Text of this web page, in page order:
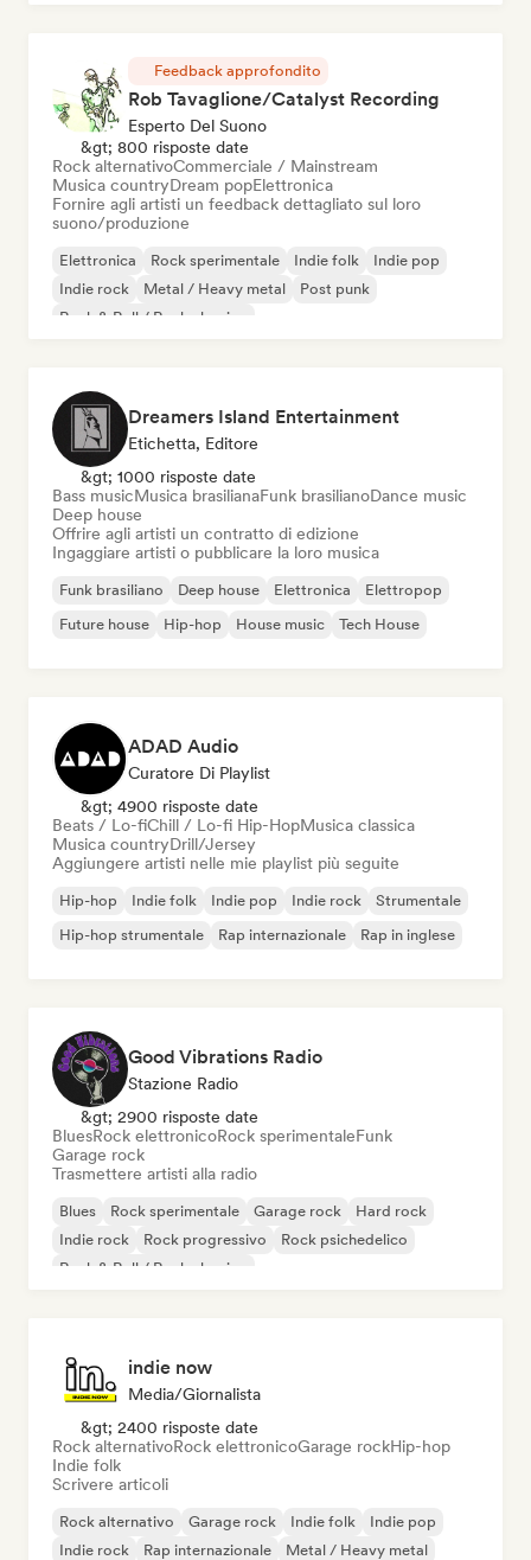
Feedback approfondito
Rob Tavaglione/Catalyst Recording
Esperto Del Suono
&gt; 800 risposte date
Rock alternativoCommerciale / Mainstream
Musica countryDream popElettronica
Fornire agli artisti un feedback dettagliato sul loro
suono/produzione
Elettronica Rock sperimentale Indie folk
Indie pop
Indie rock
Metal / Heavy metal
Post punk
Rock & Roll / Rock classico
Dreamers Island Entertainment
Etichetta, Editore
&gt; 1000 risposte date
Bass musicMusica brasilianaFunk brasilianoDance music
Deep house
Offrire agli artisti un contratto di edizione
Ingaggiare artisti o pubblicare la loro musica
Funk brasiliano Deep house Elettronica
Elettropop
Future house
Hip-hop House music Tech House
ADAD Audio
Curatore Di Playlist
&gt; 4900 risposte date
Beats / Lo-fiChill / Lo-fi Hip-HopMusica classica
Musica countryDrill/Jersey
Aggiungere artisti nelle mie playlist più seguite
Hip-hop Indie folk Indie pop Indie rock
Strumentale
Hip-hop strumentale
Rap internazionale Rap in inglese
Good Vibrations Radio
Stazione Radio
&gt; 2900 risposte date
BluesRock elettronicoRock sperimentaleFunk
Garage rock
Trasmettere artisti alla radio
Blues Rock sperimentale Garage rock
Hard rock
Indie rock
Rock progressivo
Rock psichedelico
Rock & Roll / Rock classico
indie now
Media/Giornalista
&gt; 2400 risposte date
Rock alternativoRock elettronicoGarage rockHip-hop
Indie folk
Scrivere articoli
Rock alternativo Garage rock Indie folk
Indie pop
Indie rock
Rap internazionale
Metal / Heavy metal